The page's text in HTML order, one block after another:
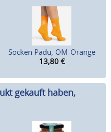
Socken Padu, OM-Orange
13,80 €
gekauft haben,